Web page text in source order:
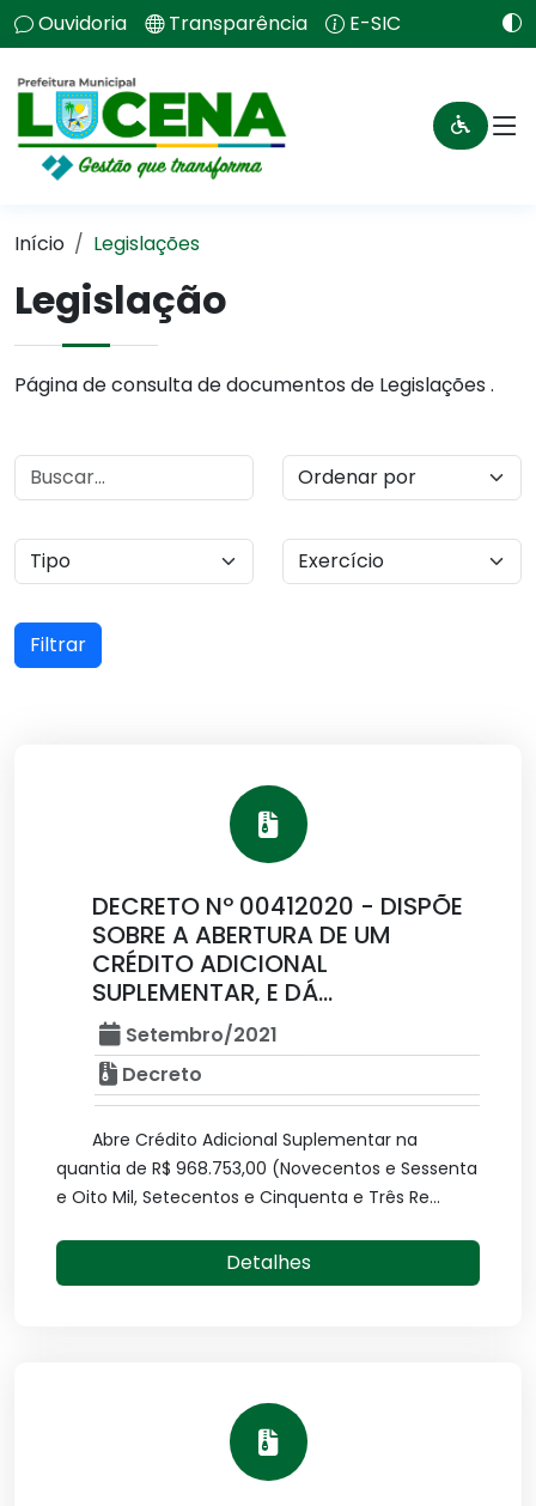
Ouvidoria Transparência E-SIC
Início Legislações
Legislação
Página de consulta de documentos de Legislações .
Filtrar
DECRETO Nº 00412020 - DISPÕE
SOBRE A ABERTURA DE UM
CRÉDITO ADICIONAL
SUPLEMENTAR, E DÁ...
Setembro/2021
Decreto
Abre Crédito Adicional Suplementar na
quantia de R$ 968.753,00 (Novecentos e Sessenta
e Oito Mil, Setecentos e Cinquenta e Três Re...
Detalhes